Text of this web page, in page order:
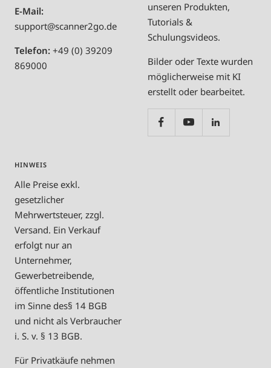
E-Mail:
support@scanner2go.de
Telefon: +49 (0) 39209
869000
unseren Produkten,
Tutorials &
Schulungsvideos.
Bilder oder Texte wurden
möglicherweise mit KI
erstellt oder bearbeitet.
HINWEIS
Alle Preise exkl.
gesetzlicher
Mehrwertsteuer, zzgl.
Versand. Ein Verkauf
erfolgt nur an
Unternehmer,
Gewerbetreibende,
öffentliche Institutionen
im Sinne des§ 14 BGB
und nicht als Verbraucher
i. S. v. § 13 BGB.
Für Privatkäufe nehmen